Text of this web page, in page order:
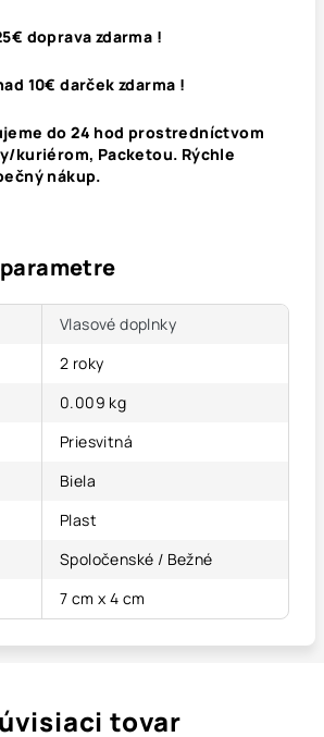
doprava zdarma !
10€ darček zdarma !
do 24 hod prostredníctvom
kuriérom, Packetou. Rýchle
nákup.
Vlasové doplnky
2 roky
0.009 kg
Priesvitná
Biela
Plast
Spoločenské / Bežné
7 cm x 4 cm
tovar